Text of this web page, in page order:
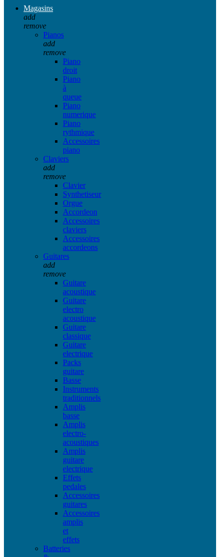
Magasins
add
remove
Pianos
add
remove
Piano
droit
Piano
à
queue
Piano
numerique
Piano
rythmique
Accessoires
piano
Claviers
add
remove
Clavier
Synthetiseur
Orgue
Accordeon
Accessoires
claviers
Accessoires
accordeons
Guitares
add
remove
Guitare
acoustique
Guitare
electro
acoustique
Guitare
classique
Guitare
electrique
Packs
guitare
Basse
Instruments
traditionnels
Amplis
basse
Amplis
electro-
acoustiques
Amplis
guitare
electrique
Effets
pedales
Accessoires
guitares
Accessoires
amplis
et
effets
Batteries